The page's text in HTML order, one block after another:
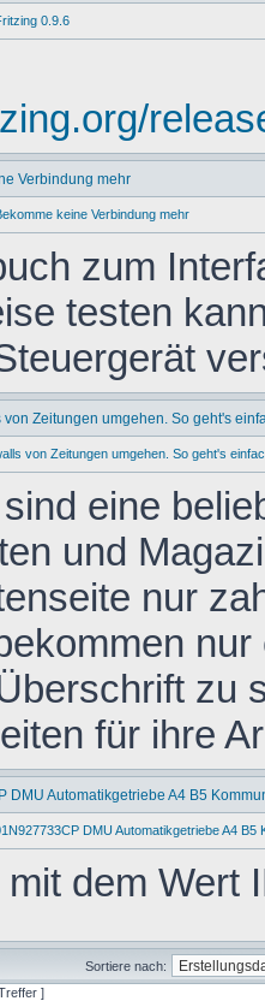
0.9.6
Verbindung mehr
keine Verbindung mehr
zum
testen
von Zeitungen umgehen. So geht's
von Zeitungen umgehen. So geht's
eine
und
nur
zu
für ihre
DMU Automatikgetriebe A4 B5
DMU Automatikgetriebe A4 B5
dem Wert
Sortiere nach:
]